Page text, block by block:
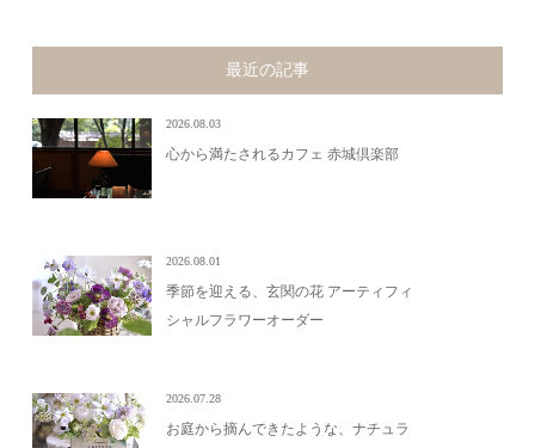
最近の記事
2026.08.03
心から満たされるカフェ 赤城倶楽部
2026.08.01
季節を迎える、玄関の花 アーティフィ
シャルフラワーオーダー
2026.07.28
お庭から摘んできたような、ナチュラ